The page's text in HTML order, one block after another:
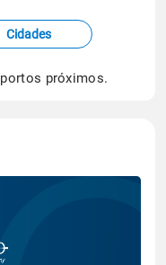
de Previsão
(CPTEC).
Cidades
próximos.